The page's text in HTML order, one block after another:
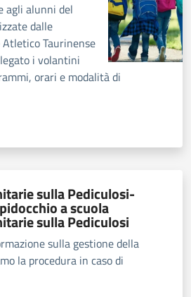
alunni del
dalle
Taurinense
i volantini
orari e modalità di
sulla Pediculosi-
a scuola
sulla Pediculosi
sulla gestione della
la procedura in caso di